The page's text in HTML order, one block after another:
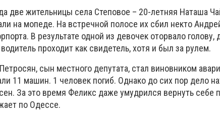
две жительницы села Степовое – 20-летняя Наташа
на мопеде. На встречной полосе их сбил некто
В результате одной из девочек оторвало голову,
проходит как свидетель, хотя и был за рулем.
сын местного депутата, стал виновником
11 машин. 1 человек погиб. Однако до сих пор дело
За это время Феликс даже умудрился вернуть себе
по Одессе.